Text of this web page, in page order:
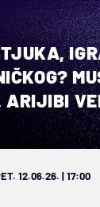
ARIJIBI
12.06.26. | 17:00